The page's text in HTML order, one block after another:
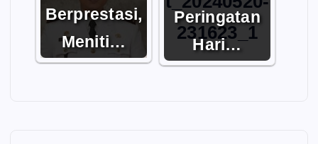
Berprestasi,
Meniti…
Peringatan
Hari…